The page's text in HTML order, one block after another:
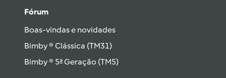
Fórum
Boas-vindas e novidades
Bimby ® Clássica (TM31)
Bimby ® 5ª Geração (TM5)